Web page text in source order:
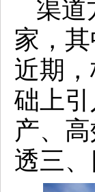
渠道
家，
近期
础上
产、
透三